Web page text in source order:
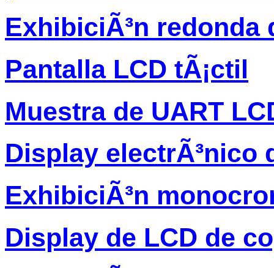
ExhibiciÃ³n redonda
Pantalla LCD tÃ¡ctil
Muestra de UART
Display electrÃ³nico
ExhibiciÃ³n
Display de LCD de